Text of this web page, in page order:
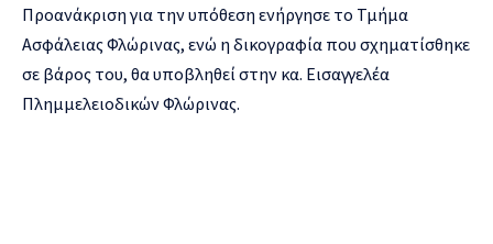
Προανάκριση για την υπόθεση ενήργησε το Τμήμα
Ασφάλειας Φλώρινας, ενώ η δικογραφία που σχηματίσθηκε
σε βάρος του, θα υποβληθεί στην κα. Εισαγγελέα
Πλημμελειοδικών Φλώρινας.